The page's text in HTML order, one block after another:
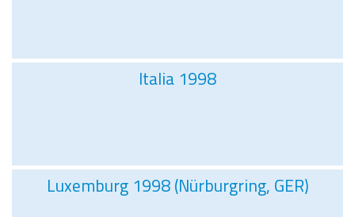
Italia 1998
Luxemburg 1998 (Nürburgring, GER)